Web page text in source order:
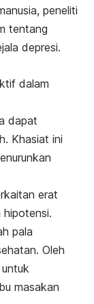
peneliti
tentang
depresi.
dalam
dapat
Khasiat ini
erat
hipotensi.
pala
Oleh
masakan